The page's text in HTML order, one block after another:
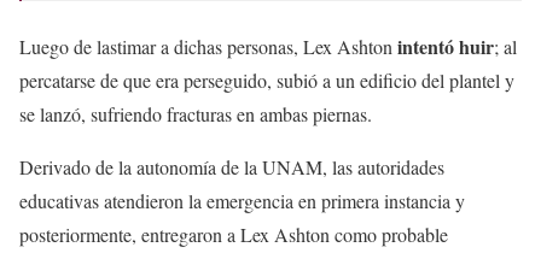
Luego de lastimar a dichas personas, Lex Ashton intentó huir; al
percatarse de que era perseguido, subió a un edificio del plantel y
se lanzó, sufriendo fracturas en ambas piernas.
Derivado de la autonomía de la UNAM, las autoridades
educativas atendieron la emergencia en primera instancia y
posteriormente, entregaron a Lex Ashton como probable